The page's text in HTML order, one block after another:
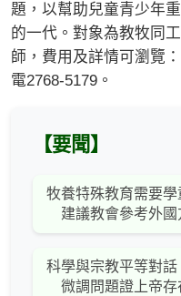
題，以幫助兒童青少年
的一代。對象為教牧同
師，費用及詳情可瀏覽
電2768-5179。
【要聞】
牧養特殊教育需要學
建議教會參考外國
科學與宗教平等對話
微調問題證上帝存